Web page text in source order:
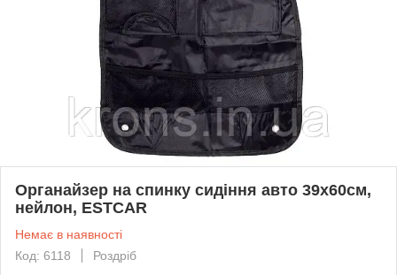
Органайзер на спинку сидіння авто 39х60см,
нейлон, ESTCAR
Немає в наявності
Код: 6118
Роздріб